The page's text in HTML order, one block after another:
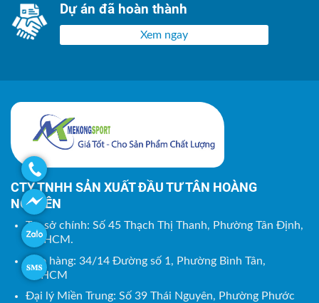
Dự án đã hoàn thành
Xem ngay
CTY TNHH SẢN XUẤT ĐẦU TƯ TÂN HOÀNG
NGUYÊN
Trụ sở chính: Số 45 Thạch Thị Thanh, Phường Tân Định,
TP. HCM.
Kho hàng: 34/14 Đường số 1, Phường Bình Tân,
TP.HCM
Đại lý Miền Trung: Số 39 Thái Nguyên, Phường Phước